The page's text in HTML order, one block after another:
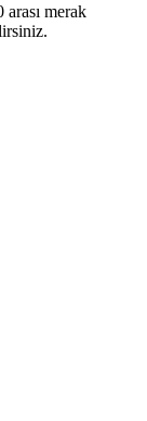
merak